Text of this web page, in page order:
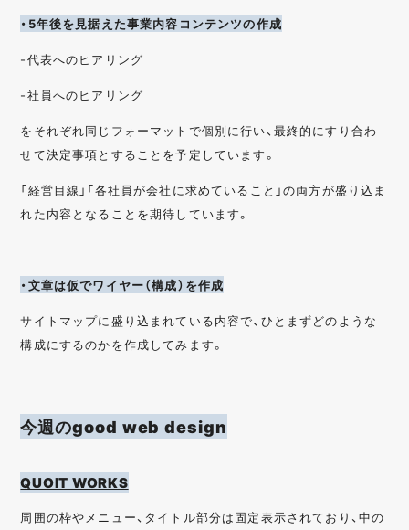
・5年後を見据えた事業内容コンテンツの作成
-代表へのヒアリング
-社員へのヒアリング
をそれぞれ同じフォーマットで個別に行い、最終的にすり合わ
せて決定事項とすることを予定しています。
「経営目線」「各社員が会社に求めていること」の両方が盛り込ま
れた内容となることを期待しています。
・文章は仮でワイヤー（構成）を作成
サイトマップに盛り込まれている内容で、ひとまずどのような
構成にするのかを作成してみます。
今週のgood web design
QUOIT WORKS
周囲の枠やメニュー、タイトル部分は固定表示されており、中の